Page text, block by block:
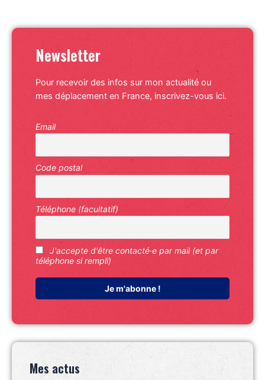
Newsletter
Pour recevoir des infos sur mon actualité ou
mes déplacement en France, inscrivez-vous ici.
Email
Code postal
Téléphone (facultatif)
J'accepte d'être contacté·e par mail (et par
téléphone si rempli)
Mes actus